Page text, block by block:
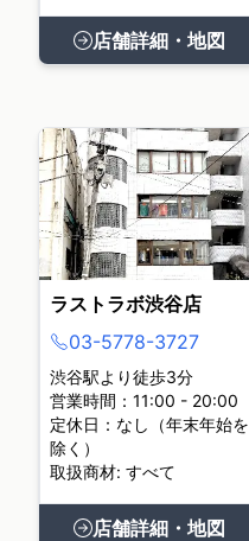
店舗詳細・地図
ラストラボ渋谷店
03-5778-3727
渋谷駅より徒歩3分
営業時間：11:00 - 20:00
定休日：なし（年末年始を
除く）
取扱商材: すべて
店舗詳細・地図